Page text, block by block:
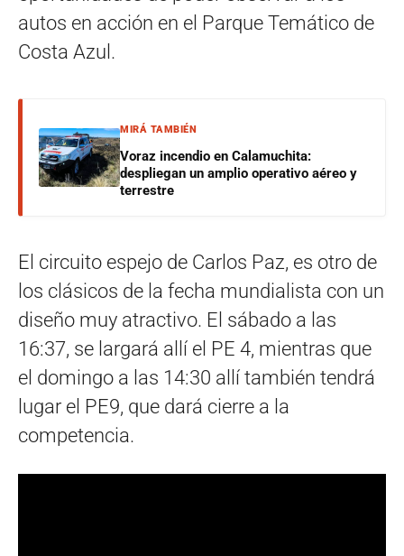
autos en acción en el Parque Temático de
Costa Azul.
MIRÁ TAMBIÉN
Voraz incendio en Calamuchita:
despliegan un amplio operativo aéreo y
terrestre
El circuito espejo de Carlos Paz, es otro de
los clásicos de la fecha mundialista con un
diseño muy atractivo. El sábado a las
16:37, se largará allí el PE 4, mientras que
el domingo a las 14:30 allí también tendrá
lugar el PE9, que dará cierre a la
competencia.